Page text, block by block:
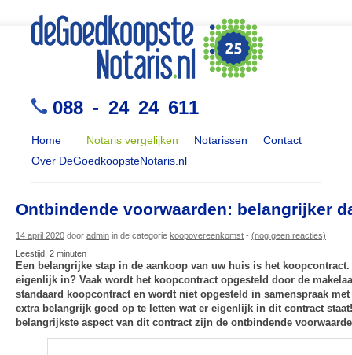
088 - 24 24 611
Home Notaris vergelijken Notarissen
Contact
Over DeGoedkoopsteNotaris.nl
Ontbindende voorwaarden: belangrijker
14 april 2020 door admin in de categorie koopovereenkomst - (nog geen reacties)
Leestijd: 2 minuten
Een belangrijke stap in de aankoop van uw huis is het
eigenlijk in? Vaak wordt het koopcontract opgesteld door de
standaard koopcontract en wordt niet opgesteld in samenspraak
extra belangrijk goed op te letten wat er eigenlijk in dit contract
belangrijkste aspect van dit contract zijn de ontbindende